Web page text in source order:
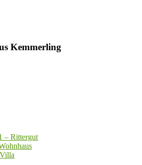
Kemmerling
– Rittergut